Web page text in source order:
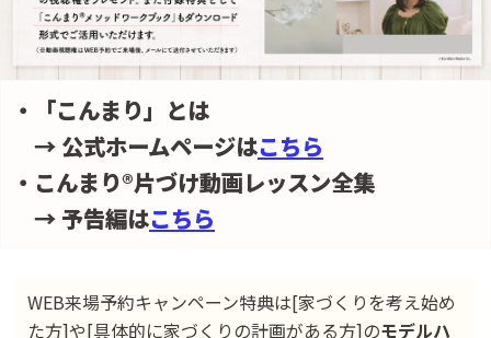
・「こんまり」とは
→ 公式ホームページはこちら
・こんまり®片づけ動画レッスン全集
→ 予告編はこちら
WEB来場予約キャンペーン特典は[家づくりを考え始め
た方]や[具体的に家づくりの計画がある方]のモデルハ